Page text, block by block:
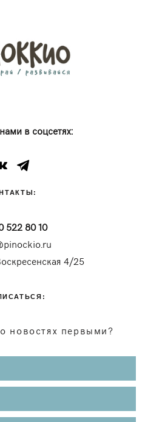
в соцсетях:
522 80 10
4/25
новостях первыми?